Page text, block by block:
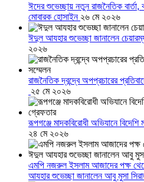
ঈদের শুভেচ্ছায় নতুন রাজনৈতিক বার্তা,
মোবারক হোসাইন ২৬ মে ২০২৬
ঈদুল আযহার শুভেচ্ছা জানালেন
২০২৬
রাজনৈতিক দ্বন্দ্বে অপপ্রচারের
২৫ মে ২০২৬
রূপগঞ্জে মাদকবিরোধী অভিযানে
২৪ মে ২০২৬
এমপি নজরুল ইসলাম আজাদের পক্ষ
আযহার শুভেচ্ছা জানালেন আবু মুসা